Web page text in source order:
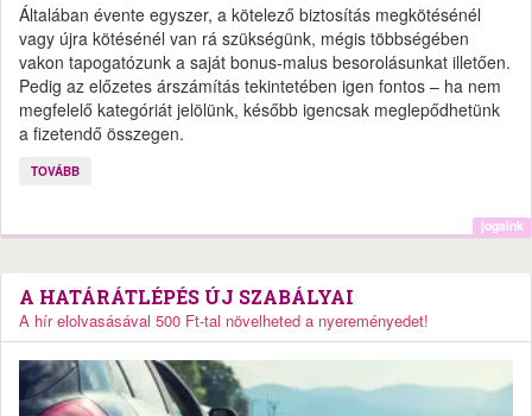
Általában évente egyszer, a kötelező biztosítás megkötésénél
vagy újra kötésénél van rá szükségünk, mégis többségében
vakon tapogatózunk a saját bonus-malus besorolásunkat illetően.
Pedig az előzetes árszámítás tekintetében igen fontos – ha nem
megfelelő kategóriát jelölünk, később igencsak meglepődhetünk
a fizetendő összegen.
TOVÁBB
jogaink
A HATÁRÁTLÉPÉS ÚJ SZABÁLYAI
A hír elolvasásával 500 Ft-tal növelheted a nyereményedet!